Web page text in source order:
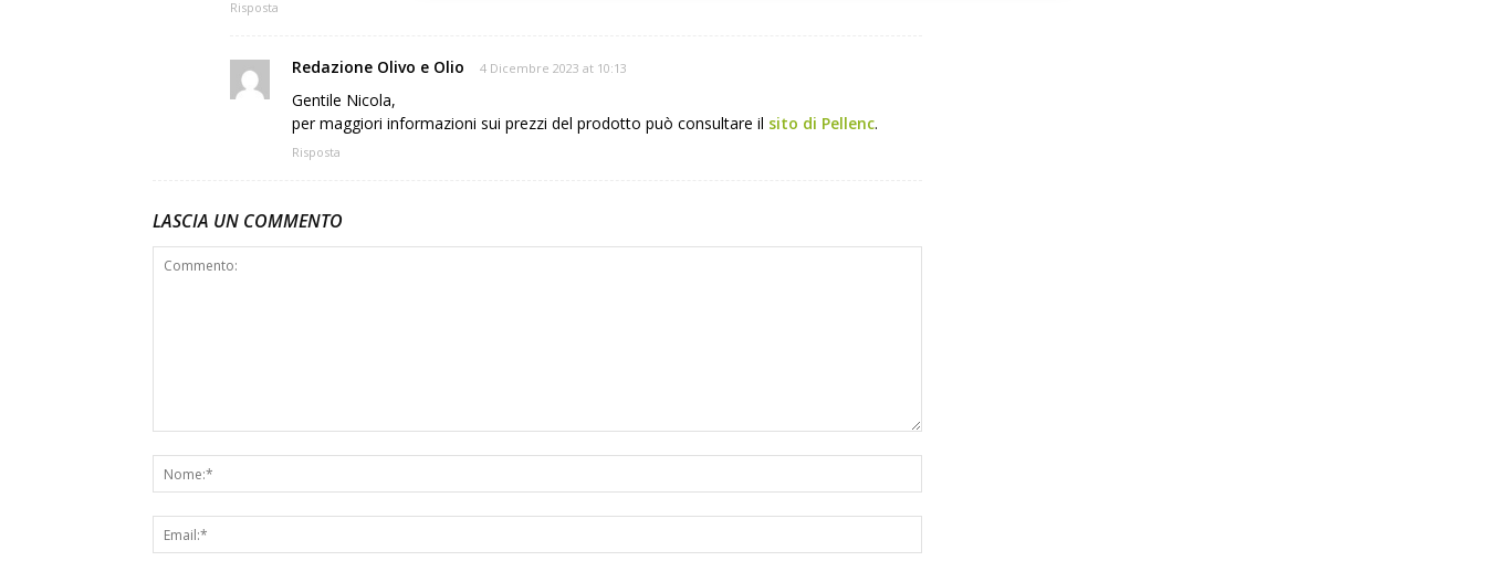
Risposta
Redazione Olivo e Olio 4 Dicembre 2023 at 10:13
Gentile Nicola,
per maggiori informazioni sui prezzi del prodotto può consultare il sito di Pellenc.
Risposta
LASCIA UN COMMENTO